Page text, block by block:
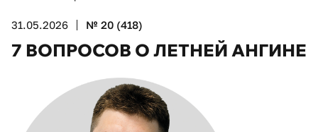
31.05.2026 № 20 (418)
7 ВОПРОСОВ О ЛЕТНЕЙ АНГИНЕ